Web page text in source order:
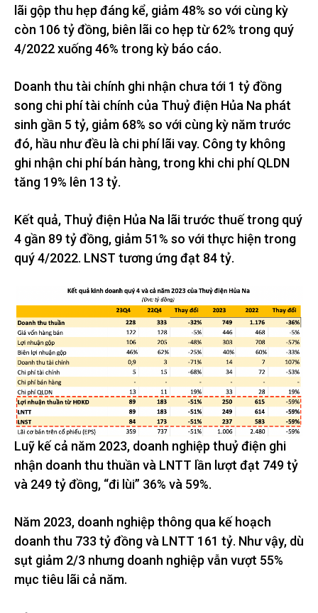
lãi gộp thu hẹp đáng kể, giảm 48% so với cùng kỳ
còn 106 tỷ đồng, biên lãi co hẹp từ 62% trong quý
4/2022 xuống 46% trong kỳ báo cáo.
Doanh thu tài chính ghi nhận chưa tới 1 tỷ đồng
song chi phí tài chính của Thuỷ điện Hủa Na phát
sinh gần 5 tỷ, giảm 68% so với cùng kỳ năm trước
đó, hầu như đều là chi phí lãi vay. Công ty không
ghi nhận chi phí bán hàng, trong khi chi phí QLDN
tăng 19% lên 13 tỷ.
Kết quả, Thuỷ điện Hủa Na lãi trước thuế trong quý
4 gần 89 tỷ đồng, giảm 51% so với thực hiện trong
quý 4/2022. LNST tương ứng đạt 84 tỷ.
Luỹ kế cả năm 2023, doanh nghiệp thuỷ điện ghi
nhận doanh thu thuần và LNTT lần lượt đạt 749 tỷ
và 249 tỷ đồng, “đi lùi” 36% và 59%.
Năm 2023, doanh nghiệp thông qua kế hoạch
doanh thu 733 tỷ đồng và LNTT 161 tỷ. Như vậy, dù
sụt giảm 2/3 nhưng doanh nghiệp vẫn vượt 55%
mục tiêu lãi cả năm.